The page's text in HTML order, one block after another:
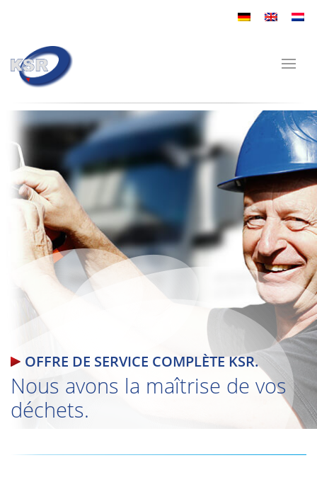
OFFRE DE SERVICE COMPLÈTE KSR.
Nous avons la maîtrise de vos
déchets.